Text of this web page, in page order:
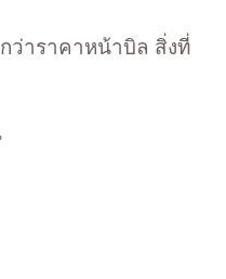
ว่าราคาหน้าบิล สิ่งที่